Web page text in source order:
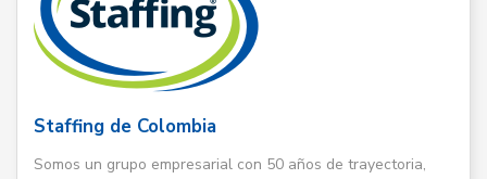
Staffing de Colombia
Somos un grupo empresarial con 50 años de trayectoria,